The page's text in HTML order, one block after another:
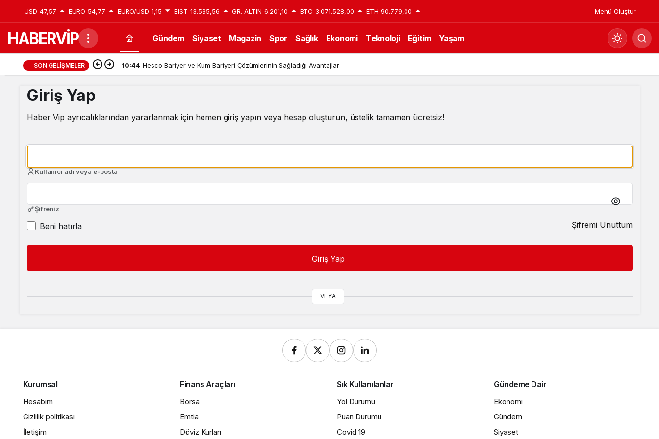
USD 47,57 EURO 54,77 EURO/USD 1,15 BIST 13.535,56 GR. ALTIN 6.201,10 BTC 3.071.528,00 ETH 90.779,00 Menü Oluştur
HABERVİP Gündem Siyaset Magazin Spor Sağlık Ekonomi Teknoloji Eğitim Yaşam
Mod
değiştir
SON GELIŞMELER 10:44 Hesco Bariyer ve Kum Bariyeri Çözümlerinin Sağladığı Avantajlar
Giriş Yap
Haber Vip ayrıcalıklarından yararlanmak için hemen giriş yapın veya hesap oluşturun, üstelik tamamen ücretsiz!
Kullanıcı adı veya e-posta
Şifreniz
Beni hatırla Şifremi Unuttum
Giriş Yap
VEYA
Kurumsal
Hesabım
Gizlilik politikası
İletişim
Finans Araçları
Borsa
Emtia
Döviz Kurları
Sık Kullanılanlar
Yol Durumu
Puan Durumu
Covid 19
Gündeme Dair
Ekonomi
Gündem
Siyaset